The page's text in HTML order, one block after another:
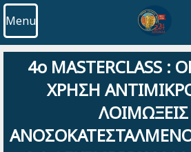
Menu
4ο MASTERCLASS :
ΧΡΗΣΗ
ΛΟΙΜΩΞΕΙΣ